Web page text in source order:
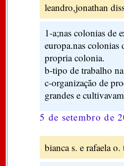
leandro,jonathan
1-a;nas colonias de
europa.nas colonias
propria colonia.
b-tipo de trabalho
c-organização de
grandes e
5 de setembro de
bianca s. e rafaela